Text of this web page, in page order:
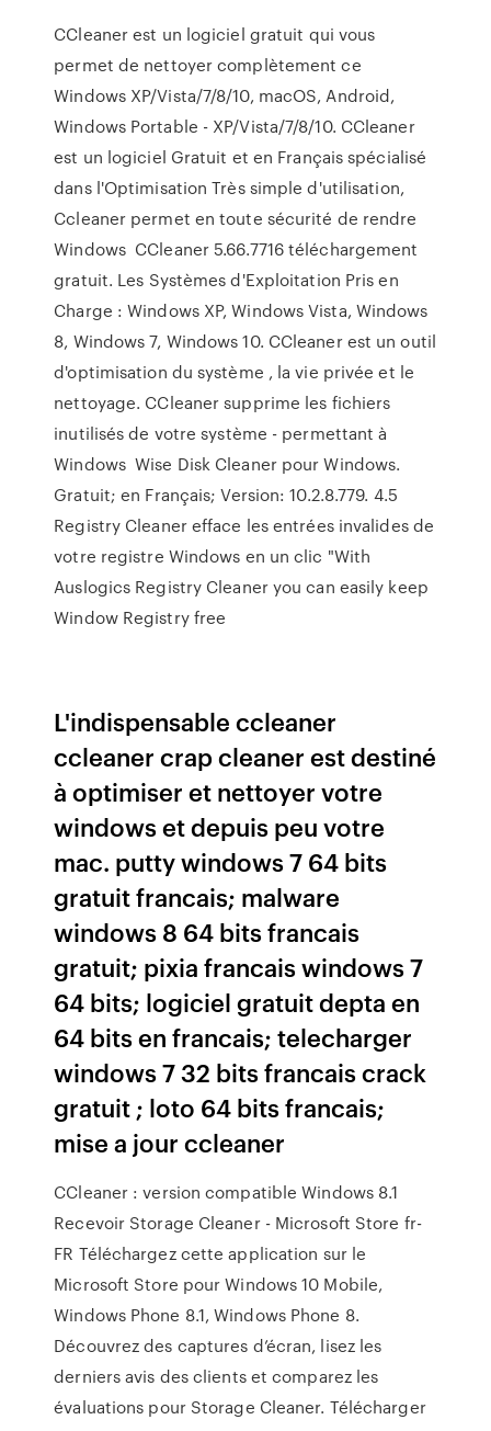
CCleaner est un logiciel gratuit qui vous
permet de nettoyer complètement ce
Windows XP/Vista/7/8/10, macOS, Android,
Windows Portable - XP/Vista/7/8/10. CCleaner
est un logiciel Gratuit et en Français spécialisé
dans l'Optimisation Très simple d'utilisation,
Ccleaner permet en toute sécurité de rendre
Windows CCleaner 5.66.7716 téléchargement
gratuit. Les Systèmes d'Exploitation Pris en
Charge : Windows XP, Windows Vista, Windows
8, Windows 7, Windows 10. CCleaner est un outil
d'optimisation du système , la vie privée et le
nettoyage. CCleaner supprime les fichiers
inutilisés de votre système - permettant à
Windows Wise Disk Cleaner pour Windows.
Gratuit; en Français; Version: 10.2.8.779. 4.5
Registry Cleaner efface les entrées invalides de
votre registre Windows en un clic "With
Auslogics Registry Cleaner you can easily keep
Window Registry free
L'indispensable ccleaner
ccleaner crap cleaner est destiné
à optimiser et nettoyer votre
windows et depuis peu votre
mac. putty windows 7 64 bits
gratuit francais; malware
windows 8 64 bits francais
gratuit; pixia francais windows 7
64 bits; logiciel gratuit depta en
64 bits en francais; telecharger
windows 7 32 bits francais crack
gratuit ; loto 64 bits francais;
mise a jour ccleaner
CCleaner : version compatible Windows 8.1
Recevoir Storage Cleaner - Microsoft Store fr-
FR Téléchargez cette application sur le
Microsoft Store pour Windows 10 Mobile,
Windows Phone 8.1, Windows Phone 8.
Découvrez des captures d’écran, lisez les
derniers avis des clients et comparez les
évaluations pour Storage Cleaner. Télécharger